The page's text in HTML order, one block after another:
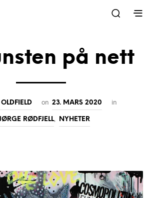
på nett
on 23. MARS 2020 in
RØDFJELL, NYHETER